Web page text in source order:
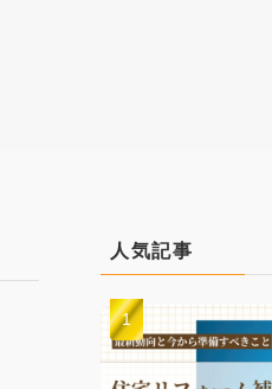
人気記事